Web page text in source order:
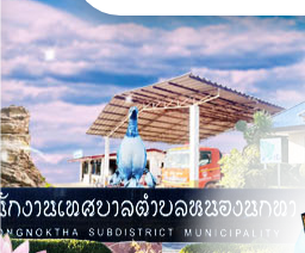
ข่าว
ประชาสัมพันธ์
การ
เปิด
เผย
ข้อมูล
สาธารณะ
OIT